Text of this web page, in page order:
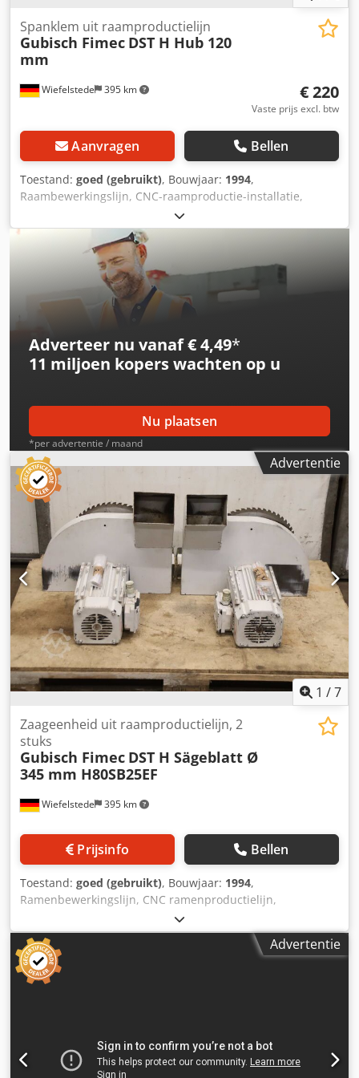
Wiefelstede 395 km
Spanklem uit raamproductielijn
Gubisch Fimec DST H Hub 120
mm
€ 220
Vaste prijs excl. btw
Aanvragen Bellen
Toestand: goed (gebruikt), Bouwjaar: 1994,
Raambewerkingslijn, CNC-raamproductie-installatie,
raamhoekmachine, spanklem, pneumatische spanner -
Fabrikant: Gubisch, spanklem uit raamproductielijn type
DST H Dsdpfx Ajyibx Asmuock - Slag: 120 mm -
Spancilinder: airtec HM-25-120 - Aantal: 2 spanklemmen
beschikbaar - Prijs: per stuk - Afmetingen: 560/225/H80
mm - Gewicht: 5 kg/st.
Adverteer nu vanaf € 4,49*
11 miljoen koperswachten op u
Nu plaatsen
*per advertentie / maand
Advertentie
1 /7
Wiefelstede 395 km
Zaageenheid uit raamproductielijn, 2
stuks
Gubisch Fimec DST H Sägeblatt Ø
345 mm H80SB25EF
Prijsinfo Bellen
Toestand: goed (gebruikt), Bouwjaar: 1994,
Ramenbewerkingslijn, CNC ramenproductielijn,
hoekeninstallatie voor ramen - Fabrikant: Gubisch,
zaagunit rechts/links uit ramenproductielijn type DST H -
Motor: Fimec type H80SB25EF 4 kW / 2800 tpm - As: Ø 30 x
70 mm - Zaagblad: Ø 345 mm - Prijs/levering: compleet
Dcsdpfoyibczex Amuek - Afmeting per stuk: 470/410/H425
Advertentie